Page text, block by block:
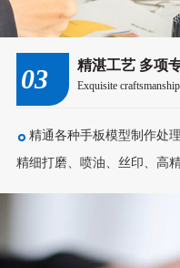
03 精湛工艺 多项
Exquisite
精通各种手板模型制作处
精细打磨、喷油、丝印、高